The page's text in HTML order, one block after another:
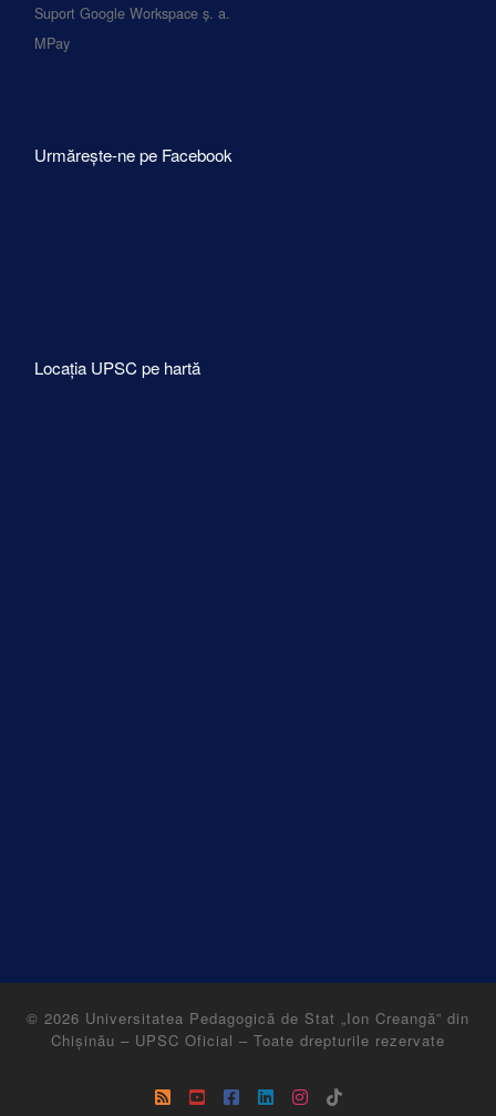
Suport Google Workspace ș. a.
MPay
Urmărește-ne pe Facebook
Locația UPSC pe hartă
© 2026 Universitatea Pedagogică de Stat „Ion Creangă” din
Chișinău – UPSC Oficial – Toate drepturile rezervate